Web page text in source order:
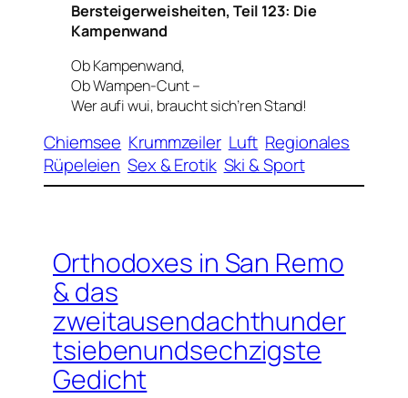
Bersteigerweisheiten, Teil 123: Die
Kampenwand
Ob Kampenwand,
Ob Wampen-Cunt –
Wer aufi wui, braucht sich’ren Stand!
Chiemsee Krummzeiler Luft Regionales
Rüpeleien Sex & Erotik Ski & Sport
Orthodoxes in San Remo
& das
zweitausendachthunder
tsiebenundsechzigste
Gedicht